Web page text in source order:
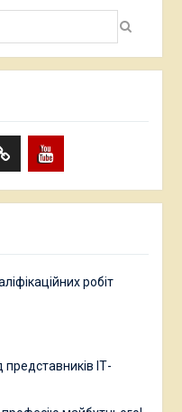
робіт
представників ІТ-